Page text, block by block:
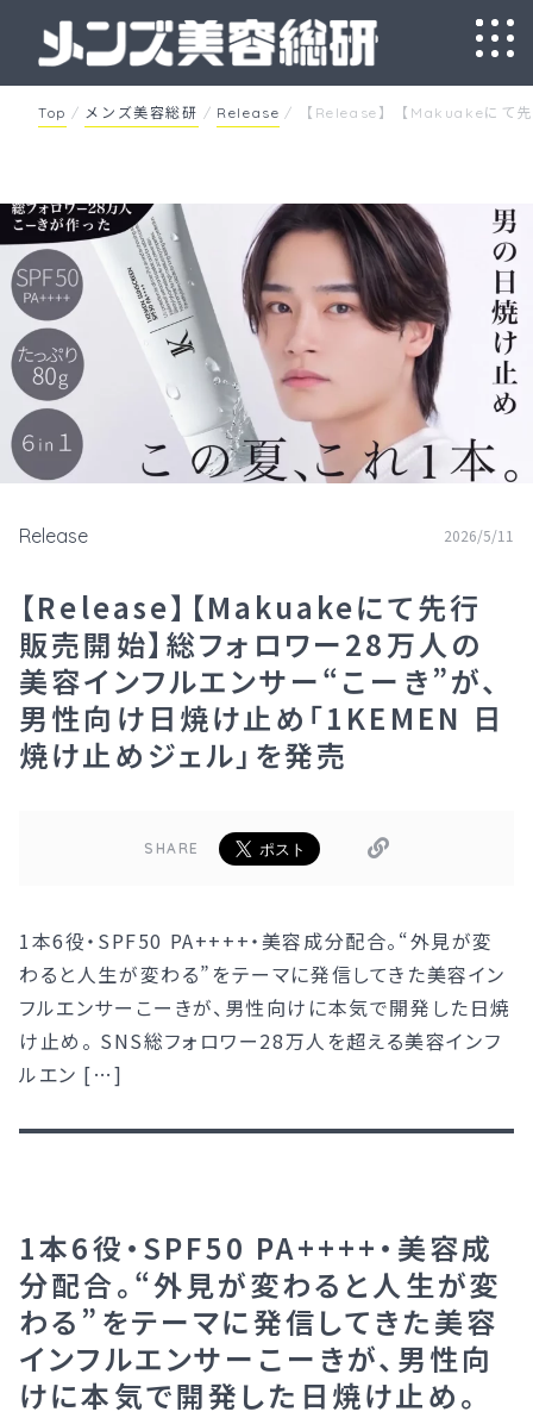
content
Top / メンズ美容総研 / Release / 【Release】【Makuakeにて
Release 2026/5/11
【Release】【Makuakeにて先行
販売開始】総フォロワー28万人の
美容インフルエンサー“こーき”が、
男性向け日焼け止め「1KEMEN 日
焼け止めジェル」を発売
SHARE
1本6役・SPF50 PA++++・美容成分配合。“外見が変
わると人生が変わる”をテーマに発信してきた美容イン
フルエンサーこーきが、男性向けに本気で開発した日焼
け止め。 SNS総フォロワー28万人を超える美容インフ
ルエン […]
1本6役・SPF50 PA++++・美容成
分配合。“外見が変わると人生が変
わる”をテーマに発信してきた美容
インフルエンサーこーきが、男性向
けに本気で開発した日焼け止め。